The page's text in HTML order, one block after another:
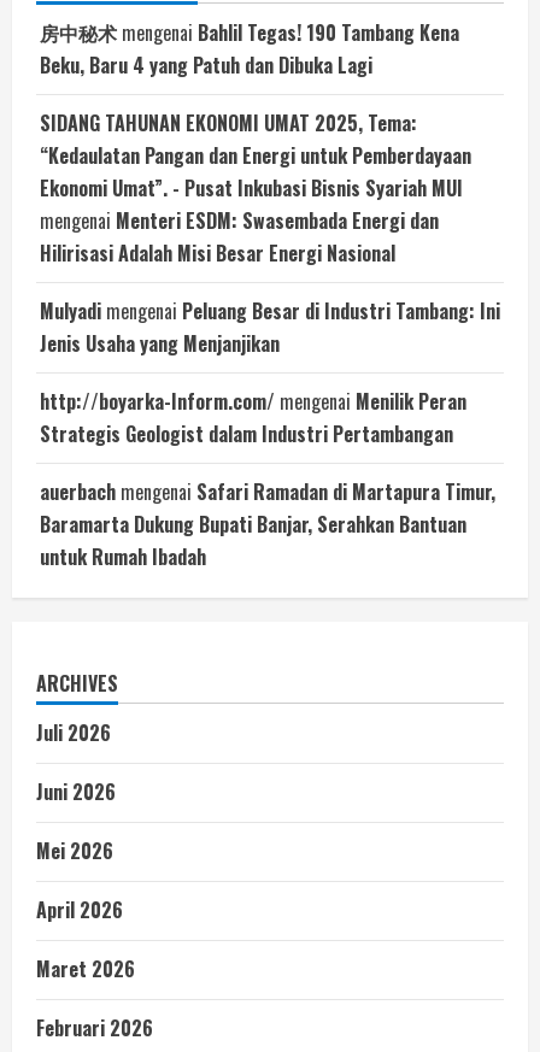
房中秘术 mengenai Bahlil Tegas! 190 Tambang Kena
Beku, Baru 4 yang Patuh dan Dibuka Lagi
SIDANG TAHUNAN EKONOMI UMAT 2025, Tema:
“Kedaulatan Pangan dan Energi untuk Pemberdayaan
Ekonomi Umat”. - Pusat Inkubasi Bisnis Syariah MUI
mengenai Menteri ESDM: Swasembada Energi dan
Hilirisasi Adalah Misi Besar Energi Nasional
Mulyadi mengenai Peluang Besar di Industri Tambang: Ini
Jenis Usaha yang Menjanjikan
http://boyarka-Inform.com/ mengenai Menilik Peran
Strategis Geologist dalam Industri Pertambangan
auerbach mengenai Safari Ramadan di Martapura Timur,
Baramarta Dukung Bupati Banjar, Serahkan Bantuan
untuk Rumah Ibadah
ARCHIVES
Juli 2026
Juni 2026
Mei 2026
April 2026
Maret 2026
Februari 2026